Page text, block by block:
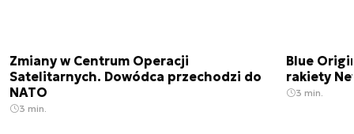
Zmiany w Centrum Operacji
Satelitarnych. Dowódca przechodzi do
NATO
3 min.
Blue
rakiety
3 min.